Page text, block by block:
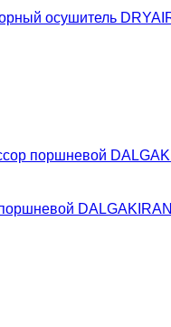
осушитель